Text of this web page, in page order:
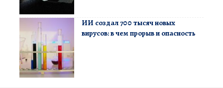
ИИ создал 700 тысяч новых
вирусов: в чем прорыв и опасность